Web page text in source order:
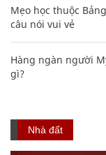
Mẹo học thuộc
câu nói vui vẻ
Hàng ngàn người
gì?
Nhà đất